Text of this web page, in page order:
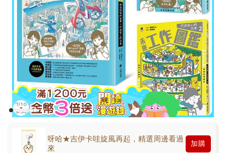
呀哈★吉伊卡哇旋風再起，精選周邊看過
來
加購